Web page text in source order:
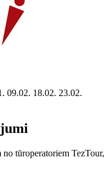
09.02. 18.02. 23.02.
no tūroperatoriem TezTour,